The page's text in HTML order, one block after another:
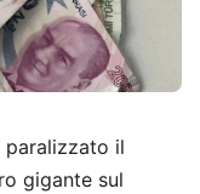
paralizzato il
gigante sul